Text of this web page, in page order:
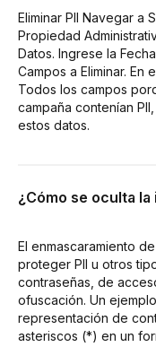
Eliminar PII Navegar a
Propiedad
Datos. Ingrese la
Campos a Eliminar.
Todos los campos
campaña contenían
estos datos.
¿Cómo se oculta
El enmascaramiento
proteger PII u otros
contraseñas, de
ofuscación. Un
representación de
asteriscos (*) en un